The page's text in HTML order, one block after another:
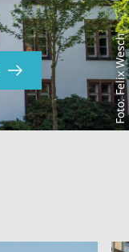
Foto: Felix Wesch